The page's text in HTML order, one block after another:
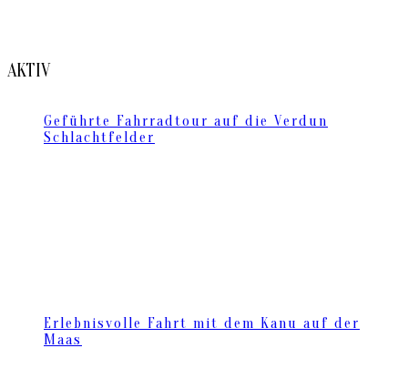
AKTIV
Geführte Fahrradtour auf die Verdun
Schlachtfelder
Erlebnisvolle Fahrt mit dem Kanu auf der
Maas